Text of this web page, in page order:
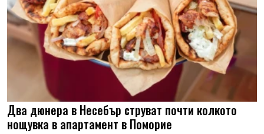
Два дюнера в Несебър струват почти колкото
нощувка в апартамент в Поморие